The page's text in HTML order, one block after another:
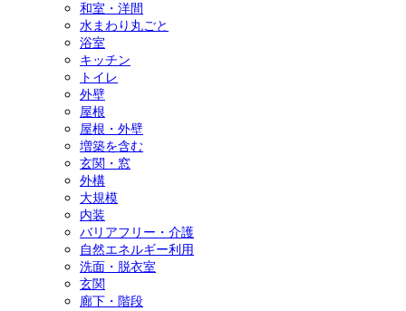
和室・洋間
水まわり丸ごと
浴室
キッチン
トイレ
外壁
屋根
屋根・外壁
増築を含む
玄関・窓
外構
大規模
内装
バリアフリー・介護
自然エネルギー利用
洗面・脱衣室
玄関
廊下・階段